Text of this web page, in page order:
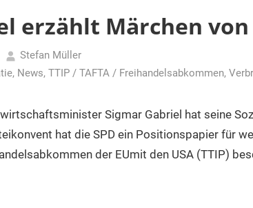
erzählt Märchen
Stefan Müller
, News, TTIP / TAFTA / Freihandelsabkommen,
Sigmar Gabriel hat seine
hat die SPD ein Positionspapier für
der EUmit den USA (TTIP)